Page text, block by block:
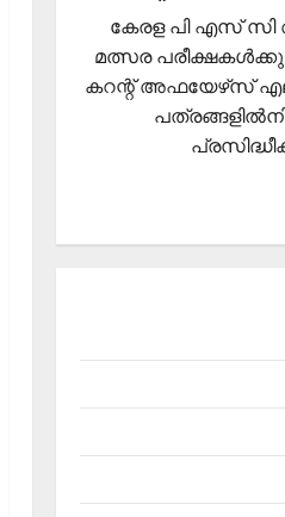
കേരള പി എസ്
മത്സര
കറന്റ് അഫയേഴ്‌സ്